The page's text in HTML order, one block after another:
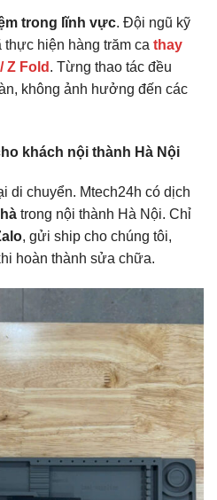
trong lĩnh vực. Đội ngũ kỹ
thực hiện hàng trăm ca thay
Z Fold . Từng thao tác đều
không ảnh hưởng đến các
khách nội thành Hà Nội
di chuyển. Mtech24h có dịch
trong nội thành Hà Nội. Chỉ
, gửi ship cho chúng tôi,
hoàn thành sửa chữa.